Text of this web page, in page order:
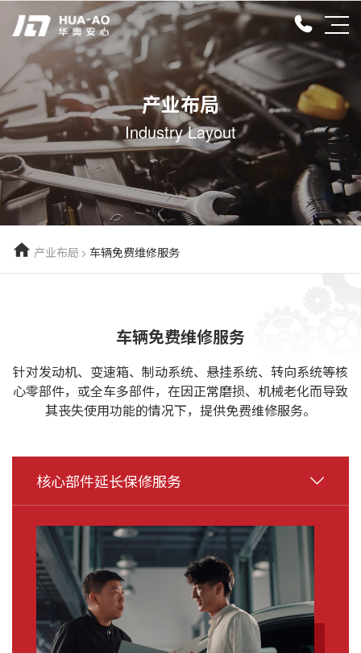
产业布局
Industry Layout
产业布局 > 车辆免费维修服务
车辆免费维修服务
针对发动机、变速箱、制动系统、悬挂系统、转向系统等核
心零部件，或全车多部件，在因正常磨损、机械老化而导致
其丧失使用功能的情况下，提供免费维修服务。
核心部件延长保修服务